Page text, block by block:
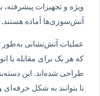
ویژه و تجهیزات پیشرفته،
آتش‌سوزی‌ها آماده هستند.
عملیات آتش‌نشانی
که هر یک برای مقابله با
طراحی شده‌اند. این
تا بتوانند به شکل حرفه‌ای